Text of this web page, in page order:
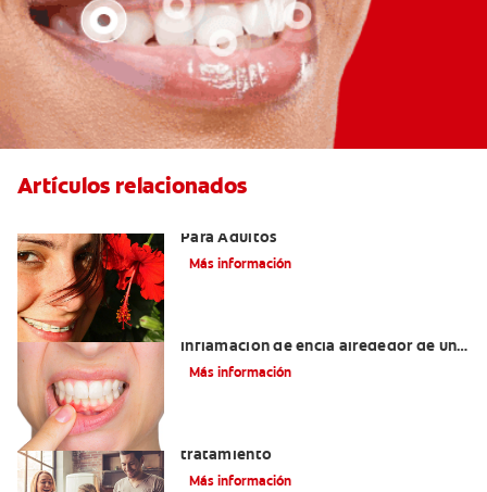
Artículos relacionados
Para Adultos
Más información
inflamación de encía alrededor de un
diente?
Más información
tratamiento
Más información